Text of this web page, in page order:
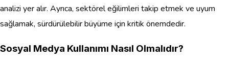
analizi yer alır. Ayrıca, sektörel eğilimleri takip etmek ve uyum
sağlamak, sürdürülebilir büyüme için kritik önemdedir.
Sosyal Medya Kullanımı Nasıl Olmalıdır?